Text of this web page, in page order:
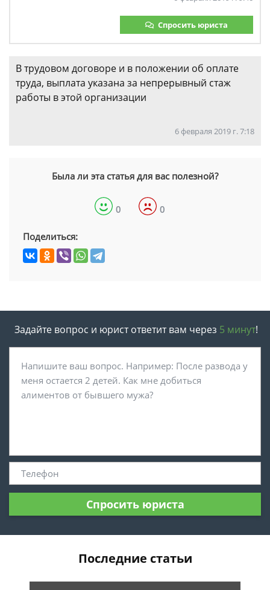
Спросить юриста
В трудовом договоре и в положении об оплате
труда, выплата указана за непрерывный стаж
работы в этой организации
6 февраля 2019 г. 7:18
Была ли эта статья для вас полезной?
0 0
Поделиться:
Задайте вопрос и юрист ответит вам через 5 минут!
Спросить юриста
Последние статьи